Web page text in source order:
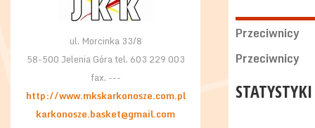
ul. Morcinka 33/8
58-500 Jelenia Góra tel. 603 229 003
fax. ---
http://www.mkskarkonosze.com.pl
karkonosze.basket@gmail.com
Przeciwnicy
Przeciwnicy